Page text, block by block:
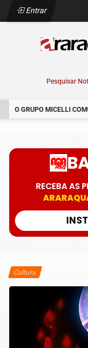
Entrar
Pesquisar
O GRUPO MICELLI
RECEBA AS
Cultura